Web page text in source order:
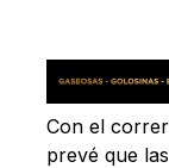
Con el
prevé que